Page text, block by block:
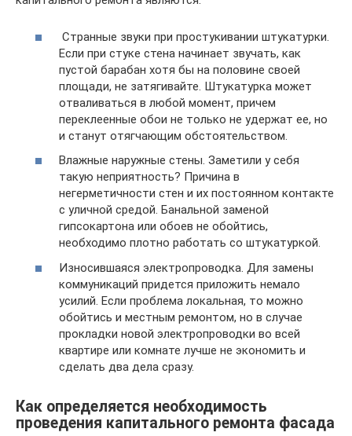
Странные звуки при простукивании штукатурки.
Если при стуке стена начинает звучать, как
пустой барабан хотя бы на половине своей
площади, не затягивайте. Штукатурка может
отваливаться в любой момент, причем
переклеенные обои не только не удержат ее, но
и станут отягчающим обстоятельством.
Влажные наружные стены. Заметили у себя
такую неприятность? Причина в
негерметичности стен и их постоянном контакте
с уличной средой. Банальной заменой
гипсокартона или обоев не обойтись,
необходимо плотно работать со штукатуркой.
Износившаяся электропроводка. Для замены
коммуникаций придется приложить немало
усилий. Если проблема локальная, то можно
обойтись и местным ремонтом, но в случае
прокладки новой электропроводки во всей
квартире или комнате лучше не экономить и
сделать два дела сразу.
Как определяется необходимость
проведения капитального ремонта фасада